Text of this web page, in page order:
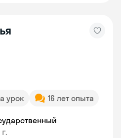
урок 16 лет опыта